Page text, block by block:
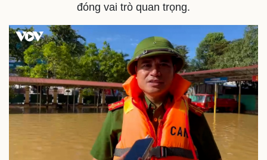
Dinh dưỡng - món ngon
Đời sống
Nhà đẹp
đóng vai trò quan trọng.